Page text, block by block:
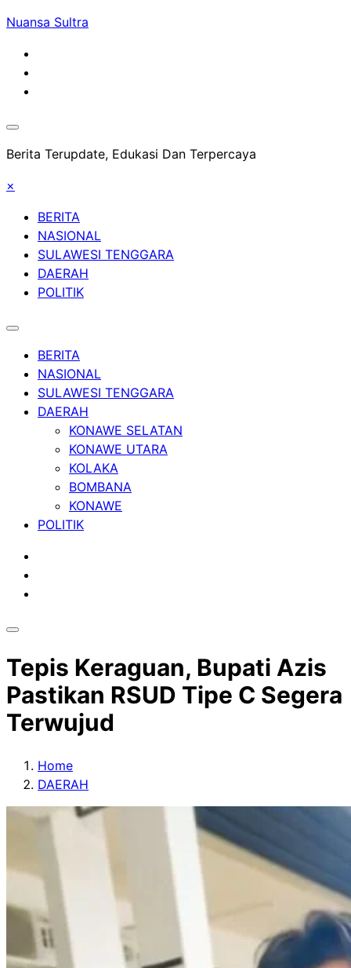
Skip
content
Nuansa Sultra
Berita Terupdate, Edukasi Dan Terpercaya
×
BERITA
NASIONAL
SULAWESI TENGGARA
DAERAH
POLITIK
BERITA
NASIONAL
SULAWESI TENGGARA
DAERAH
KONAWE SELATAN
KONAWE UTARA
KOLAKA
BOMBANA
KONAWE
POLITIK
Tepis Keraguan, Bupati Azis
Pastikan RSUD Tipe C Segera
Terwujud
Home
DAERAH